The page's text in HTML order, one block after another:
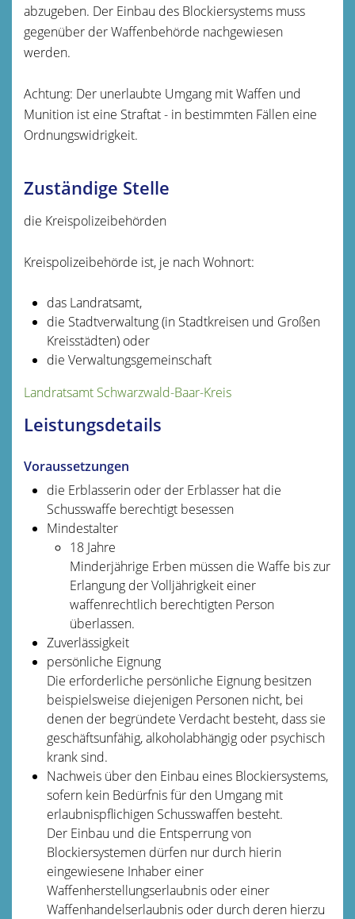
abzugeben. Der Einbau des Blockiersystems muss
gegenüber der Waffenbehörde nachgewiesen
werden.
Achtung: Der unerlaubte Umgang mit Waffen und
Munition ist eine Straftat - in bestimmten Fällen eine
Ordnungswidrigkeit.
Zuständige Stelle
die Kreispolizeibehörden
Kreispolizeibehörde ist, je nach Wohnort:
das Landratsamt,
die Stadtverwaltung (in Stadtkreisen und Großen
Kreisstädten) oder
die Verwaltungsgemeinschaft
Landratsamt Schwarzwald-Baar-Kreis
Leistungsdetails
Voraussetzungen
die Erblasserin oder der Erblasser hat die
Schusswaffe berechtigt besessen
Mindestalter
18 Jahre
Minderjährige Erben müssen die Waffe bis zur
Erlangung der Volljährigkeit einer
waffenrechtlich berechtigten Person
überlassen.
Zuverlässigkeit
persönliche Eignung
Die erforderliche persönliche Eignung besitzen
beispielsweise diejenigen Personen nicht, bei
denen der begründete Verdacht besteht, dass sie
geschäftsunfähig, alkoholabhängig oder psychisch
krank sind.
Nachweis über den Einbau eines Blockiersystems,
sofern kein Bedürfnis für den Umgang mit
erlaubnispflichigen Schusswaffen besteht.
DerEinbau und die Entsperrung von
Blockiersystemen dürfen nur durch hierin
eingewiesene Inhaber einer
Waffenherstellungserlaubnis oder einer
Waffenhandelserlaubnis oder durch deren hierzu